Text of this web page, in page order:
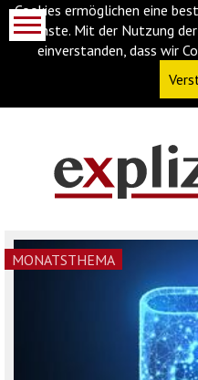
Cookies ermöglichen eine
Dienste. Mit der Nutzung
einverstanden, dass wir
(Accesskey
'1')Zur
MONATSTHEMA